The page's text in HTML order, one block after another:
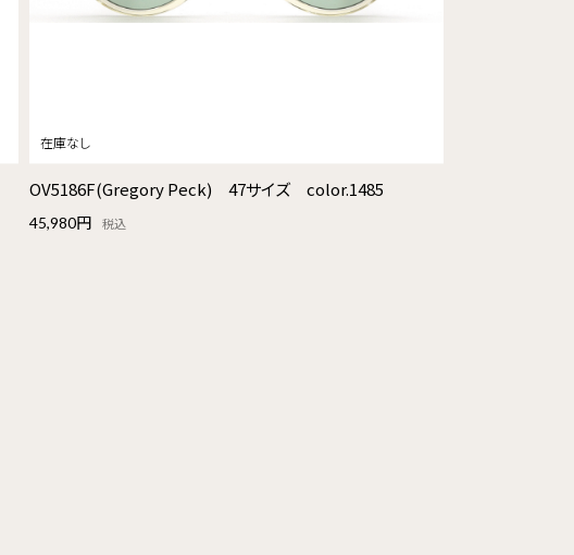
OV5186F(Gregory Peck) 47サイズ color.1485
45,980円 税込